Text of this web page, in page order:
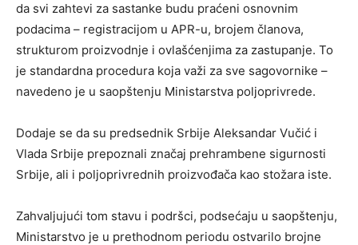
da svi zahtevi za sastanke budu praćeni osnovnim
podacima – registracijom u APR-u, brojem članova,
strukturom proizvodnje i ovlašćenjima za zastupanje. To
je standardna procedura koja važi za sve sagovornike –
navedeno je u saopštenju Ministarstva poljoprivrede.
Dodaje se da su predsednik Srbije Aleksandar Vučić i
Vlada Srbije prepoznali značaj prehrambene sigurnosti
Srbije, ali i poljoprivrednih proizvođača kao stožara iste.
Zahvaljujući tom stavu i podršci, podsećaju u saopštenju,
Ministarstvo je u prethodnom periodu ostvarilo brojne